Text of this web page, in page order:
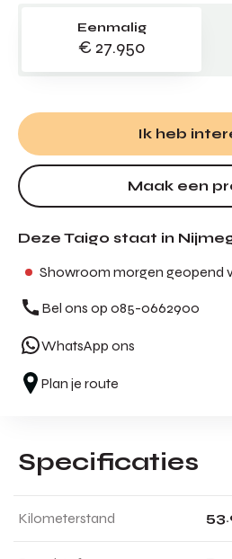
Eenmalig
€ 27.950
Ik heb
Maak een
Deze Taigo staat in
Showroom morgen geopend
Bel ons op 085-0662900
WhatsApp ons
Plan je route
Specificaties
Kilometerstand 53.